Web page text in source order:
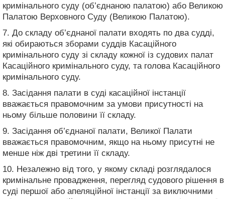
кримінального суду (об’єднаною палатою) або Великою
Палатою Верховного Суду (Великою Палатою).
7. До складу об’єднаної палати входять по два судді,
які обираються зборами суддів Касаційного
кримінального суду зі складу кожної із судових палат
Касаційного кримінального суду, та голова Касаційного
кримінального суду.
8. Засідання палати в суді касаційної інстанції
вважається правомочним за умови присутності на
ньому більше половини її складу.
9. Засідання об’єднаної палати, Великої Палати
вважається правомочним, якщо на ньому присутні не
менше ніж дві третини її складу.
10. Незалежно від того, у якому складі розглядалося
кримінальне провадження, перегляд судового рішення в
суді першої або апеляційної інстанції за виключними